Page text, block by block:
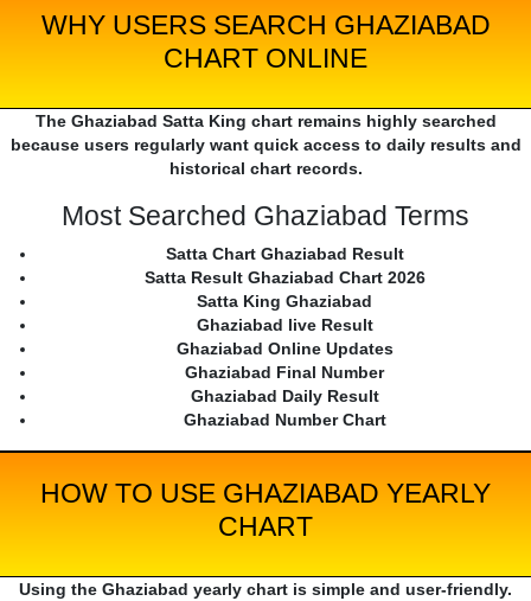
WHY USERS SEARCH GHAZIABAD
CHART ONLINE
The Ghaziabad Satta King chart remains highly searched
because users regularly want quick access to daily results and
historical chart records.
Most Searched Ghaziabad Terms
Satta Chart Ghaziabad Result
Satta Result Ghaziabad Chart 2026
Satta King Ghaziabad
Ghaziabad live Result
Ghaziabad Online Updates
Ghaziabad Final Number
Ghaziabad Daily Result
Ghaziabad Number Chart
HOW TO USE GHAZIABAD YEARLY
CHART
Using the Ghaziabad yearly chart is simple and user-friendly.